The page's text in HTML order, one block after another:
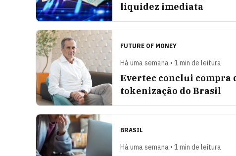
liquidez imediata
FUTURE OF MONEY
Há uma semana • 1 min de leitura
Evertec conclui compra
tokenização do Brasil
BRASIL
Há uma semana • 1 min de leitura